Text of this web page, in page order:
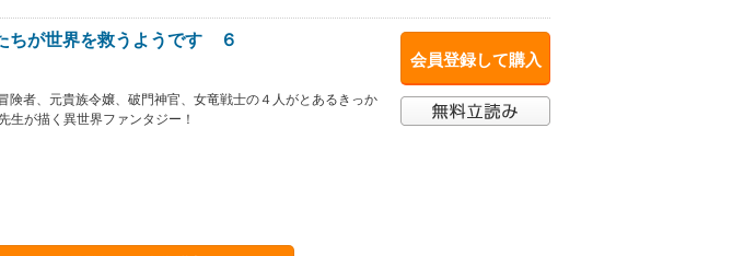
会員登録して購入
ちが世界を救うようです ６
険者、元貴族令嬢、破門神官、女竜戦士の４人がとあるきっか
生が描く異世界ファンタジー！